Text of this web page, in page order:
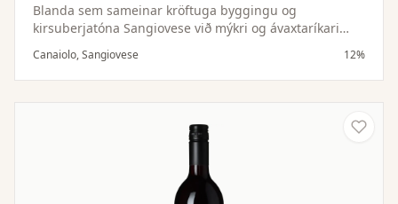
Blanda sem sameinar kröftuga byggingu og
kirsuberjatóna Sangiovese við mýkri og ávaxtaríkari
einkenni Canaiolo — samstillt og vel jafnvægisstillt vín.
Canaiolo, Sangiovese 12%